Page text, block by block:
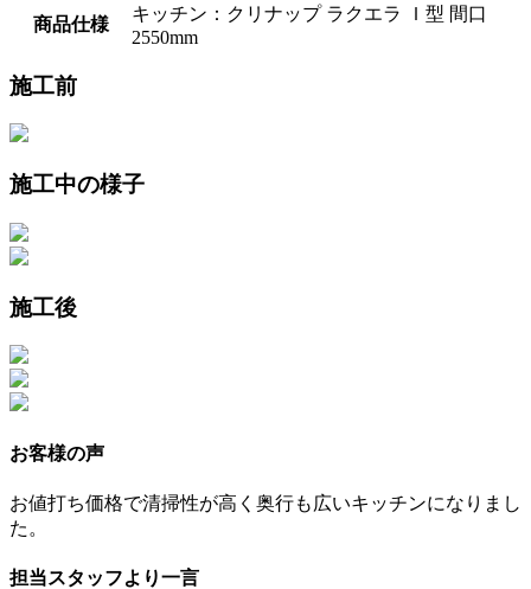
商品仕様
キッチン：クリナップ ラクエラ Ｉ型 間口
2550mm
施工前
施工中の様子
施工後
お客様の声
お値打ち価格で清掃性が高く奥行も広いキッチンになりまし
た。
担当スタッフより一言